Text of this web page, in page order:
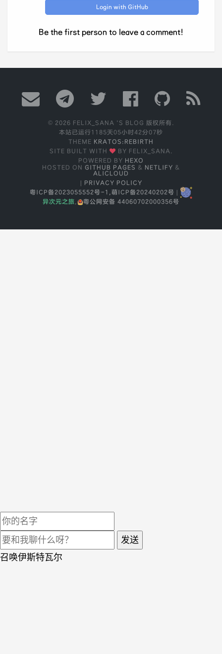
Login with GitHub
Be the first person to leave a comment!
© 2026 FELIX_SANA 'S BLOG 版权所有.
本站已运行1185天05小时42分07秒
THEME KRATOS:REBIRTH
SITE BUILT WITH
BY FELIX_SANA.
POWERED BY HEXO
HOSTED ON GITHUB PAGES & NETLIFY &
ALICLOUD
PRIVACY POLICY
粤ICP备2023055552号-1, 萌ICP备20240202号
异次元之旅
粤公网安备 44060702000356号
发送
召唤伊斯特瓦尔